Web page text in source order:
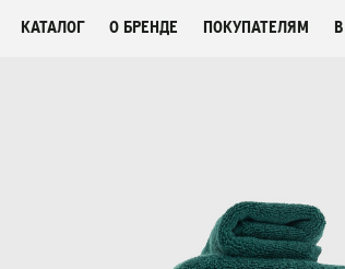
КАТАЛОГ О БРЕНДЕ ПОКУПАТЕЛЯМ
ПОСТЕЛЬНОЕ БЕЛЬЕ